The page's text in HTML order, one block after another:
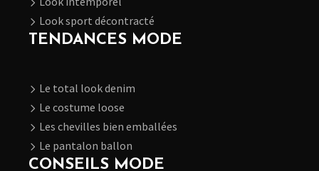
Look sport décontracté
TENDANCES MODE
Le total look denim
Le costume loose
Les chevilles bien emballées
Le pantalon ballon
CONSEILS MODE